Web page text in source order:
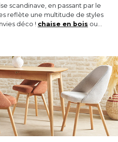
scandinave, en passant par le
reflète une multitude de styles
déco ! chaise en bois ou
ou par lot, nous vous proposons
repas, la chaise sera l’élément
latable à mangerà laquelle